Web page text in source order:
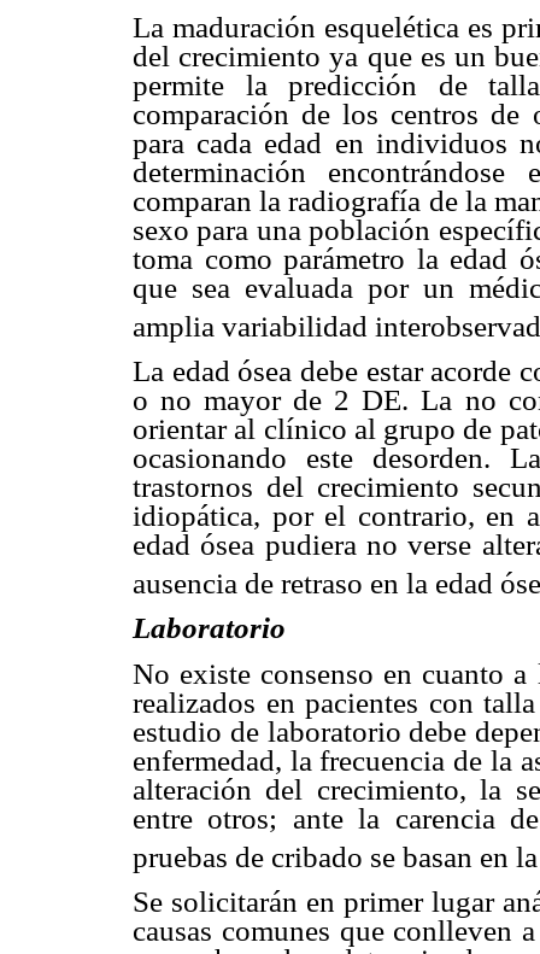
La maduración esquelética es
del crecimiento ya que es un
permite la predicción de
comparación de los centros de
para cada edad en individuos
determinación
comparan la radiografía de la
sexo para una población
toma como parámetro la edad
que sea evaluada por un
amplia variabilidad
La edad ósea debe estar acorde
o no mayor de 2 DE. La no
orientar al clínico al grupo de
ocasionando este desorden.
trastornos del crecimiento
idiopática, por el contrario, en
edad ósea pudiera no verse
ausencia de retraso en la edad
Laboratorio
No existe consenso en cuanto
realizados en pacientes con
estudio de laboratorio debe
enfermedad, la frecuencia de la
alteración del crecimiento, la
entre otros; ante la carencia
pruebas de cribado se basan en
Se solicitarán en primer lugar
causas comunes que conlleven